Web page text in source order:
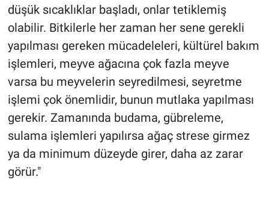
düşük sıcaklıklar başladı, onlar tetiklemiş
olabilir. Bitkilerle her zaman her sene gerekli
yapılması gereken mücadeleleri, kültürel bakım
işlemleri, meyve ağacına çok fazla meyve
varsa bu meyvelerin seyredilmesi, seyretme
işlemi çok önemlidir, bunun mutlaka yapılması
gerekir. Zamanında budama, gübreleme,
sulama işlemleri yapılırsa ağaç strese girmez
ya da minimum düzeyde girer, daha az zarar
görür."